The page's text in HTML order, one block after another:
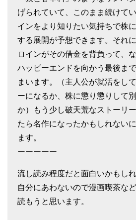
げられていて、このまま続けて
インをより知りたい気持ちで株
する展開が予想できます。それ
ロインがその借金を背負って、
ハッピーエンドを向かう最後ま
まいます。（主人公が就活をし
ーになるか、株に懲り懲りして
か）もう少し破天荒なストーリ
たら名作になったかもしれない
ます。
ーーーーー
流し読み程度だと面白いかもし
自分にあわないので漫画喫茶な
読もうと思います。